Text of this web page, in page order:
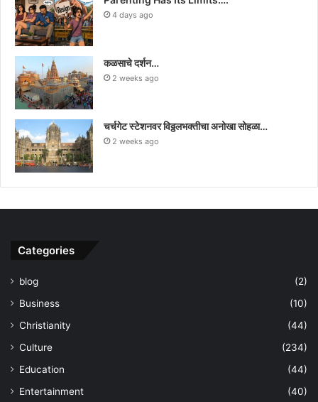
4 days ago
कळसाचे दर्शन…
2 weeks ago
चर्चगेट स्टेशनवर विठ्ठलभक्तीचा अनोखा सोहळा…
2 weeks ago
Categories
blog
(2)
Business
(10)
Christianity
(44)
Culture
(234)
Education
(44)
Entertainment
(40)